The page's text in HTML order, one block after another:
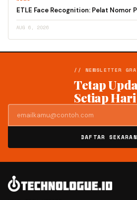
ETLE Face Recognition: Pelat Nomor
AUG 6, 2026
// NEWSLETTER
Tetap
Setiap Hari
DAFTAR